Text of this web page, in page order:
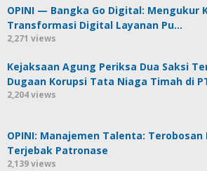
OPINI — Bangka Go Digital: Mengukur
Transformasi Digital Layanan Pu…
2,271 views
Kejaksaan Agung Periksa Dua Saksi
Dugaan Korupsi Tata Niaga Timah di
2,204 views
OPINI: Manajemen Talenta:
Terjebak Patronase
2,139 views